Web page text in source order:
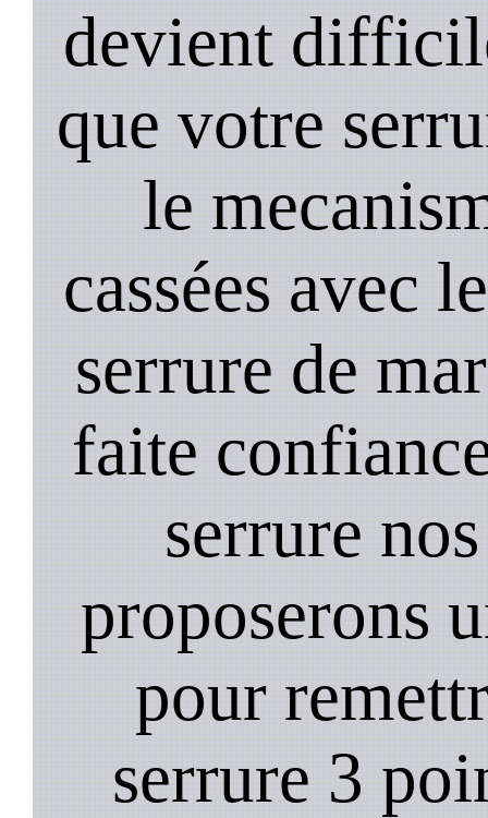
devient
que votre
le
cassées avec
serrure de
faite
serrure
proposerons
pour
serrure 3